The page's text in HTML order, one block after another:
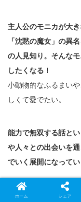
主人公のモニカが大き
「沈黙の魔女」の異
の人見知り。そんな
したくなる！
小動物的なふるまい
しくて愛でたい。
能力で無双する話と
や人々との出会いを
でいく展開になって
話が進むたびにモニ
ホーム シェア